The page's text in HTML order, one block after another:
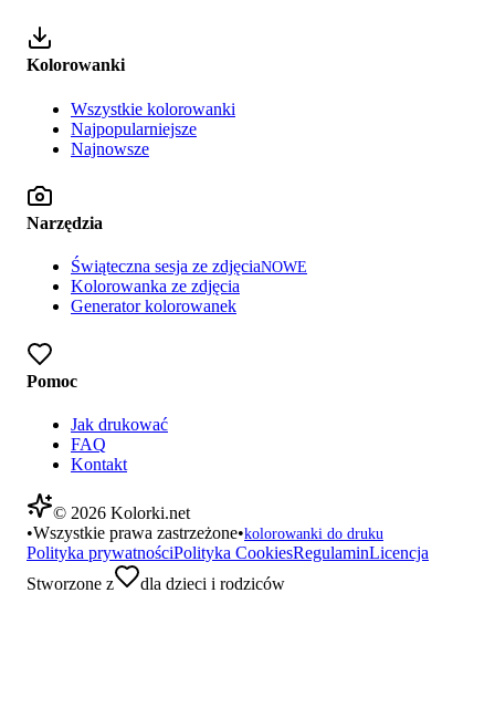
Kolorowanki
Wszystkie kolorowanki
Najpopularniejsze
Najnowsze
Narzędzia
Świąteczna sesja ze zdjęciaNOWE
Kolorowanka ze zdjęcia
Generator kolorowanek
Pomoc
Jak drukować
FAQ
Kontakt
© 2026 Kolorki.net
•Wszystkie prawa zastrzeżone•kolorowanki do druku
Polityka prywatnościPolityka CookiesRegulaminLicencja
Stworzone z
dla dzieci i rodziców